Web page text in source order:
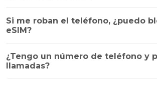
Si me roban el teléfono, ¿puedo
eSIM?
¿Tengo un número de teléfono y
llamadas?